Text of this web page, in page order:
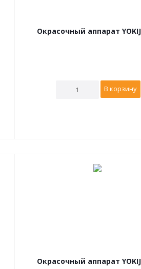
Окрасочный аппарат
В корзину
Окрасочный аппарат